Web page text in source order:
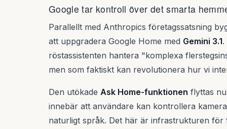
Google tar kontroll över det smarta
Parallellt med Anthropics företagssatsning
att uppgradera Google Home med Gemini 3.1
röstassistenten hantera "komplexa
men som faktiskt kan revolutionera hur vi
Den utökade Ask Home-funktionen flyttas
innebär att användare kan kontrollera
naturligt språk. Det här är infrastrukturen för